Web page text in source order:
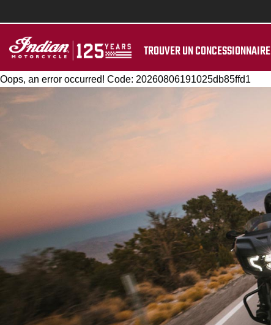
TROUVER UN CONCESSIONNAIRE
Oops, an error occurred! Code: 20260806191025db85ffd1